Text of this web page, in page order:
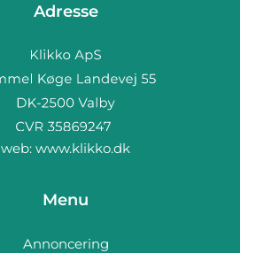
Adresse
web: www.klikko.dk
Menu
Annoncering